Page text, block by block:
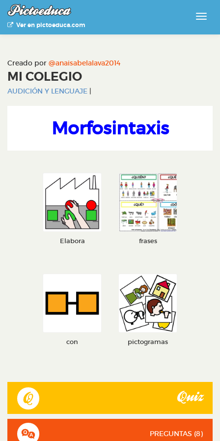
Ver en pictoeduca.com
Creado por @anaisabelalava2014
MI COLEGIO
AUDICIÓN Y LENGUAJE |
Morfosintaxis
Elabora frases
con pictogramas
Quiz
PREGUNTAS (8)